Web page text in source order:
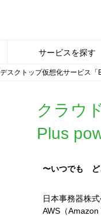
サービスを探す
スクトップ仮想化サービス
クラウ
Plus
〜いつでも ど
日本事務器株
AWS（